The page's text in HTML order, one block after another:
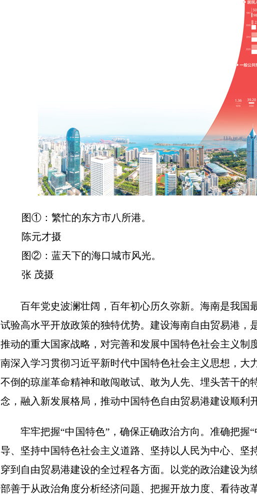
图①：繁忙的东方市八所港。
陈元才摄
图②：蓝天下的海口城市风光。
张 茂摄
百年党史波澜壮阔，百年初心历久弥新。海南是我国
试验高水平开放政策的独特优势。建设海南自由贸易港，
推动的重大国家战略，对完善和发展中国特色社会主义制
南深入学习贯彻习近平新时代中国特色社会主义思想，大
不倒的琼崖革命精神和敢闯敢试、敢为人先、埋头苦干的
念，融入新发展格局，推动中国特色自由贸易港建设顺利
牢牢把握“中国特色”，确保正确政治方向。准确把握
导、坚持中国特色社会主义道路、坚持以人民为中心、坚
穿到自由贸易港建设的全过程各方面。以党的政治建设为
部善于从政治角度分析经济问题、把握开放力度、看待改